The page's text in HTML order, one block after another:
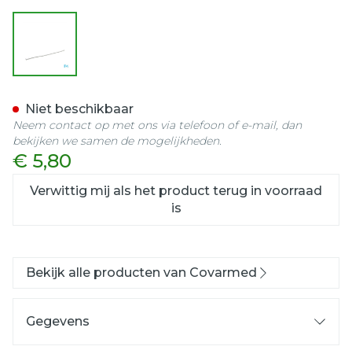
€ 5,80
Verwittig mij als het product terug in voorraad
is
Niet beschikbaar
Neem contact op met ons via telefoon of e-mail, dan
bekijken we samen de mogelijkheden.
Bekijk alle producten van Covarmed
Gegevens